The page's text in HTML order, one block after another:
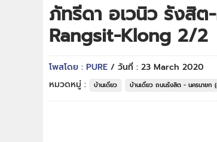
ภัทรีดา อเวนิว รังสิ
Rangsit-Klong 2/2
โพสโดย : PURE / วันที่ : 23 March 2020
หมวดหมู่ :
บ้านเดี่ยว บ้านเดี่ยว ถนนรังสิต - นครนายก